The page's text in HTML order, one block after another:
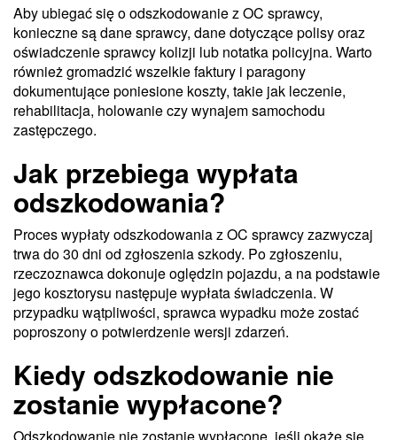
Aby ubiegać się o odszkodowanie z OC sprawcy,
konieczne są dane sprawcy, dane dotyczące polisy oraz
oświadczenie sprawcy kolizji lub notatka policyjna. Warto
również gromadzić wszelkie faktury i paragony
dokumentujące poniesione koszty, takie jak leczenie,
rehabilitacja, holowanie czy wynajem samochodu
zastępczego.
Jak przebiega wypłata
odszkodowania?
Proces wypłaty odszkodowania z OC sprawcy zazwyczaj
trwa do 30 dni od zgłoszenia szkody. Po zgłoszeniu,
rzeczoznawca dokonuje oględzin pojazdu, a na podstawie
jego kosztorysu następuje wypłata świadczenia. W
przypadku wątpliwości, sprawca wypadku może zostać
poproszony o potwierdzenie wersji zdarzeń.
Kiedy odszkodowanie nie
zostanie wypłacone?
Odszkodowanie nie zostanie wypłacone, jeśli okaże się,